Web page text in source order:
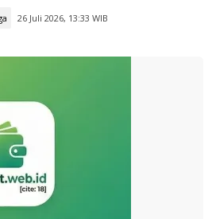
26 Juli 2026, 13:33 WIB